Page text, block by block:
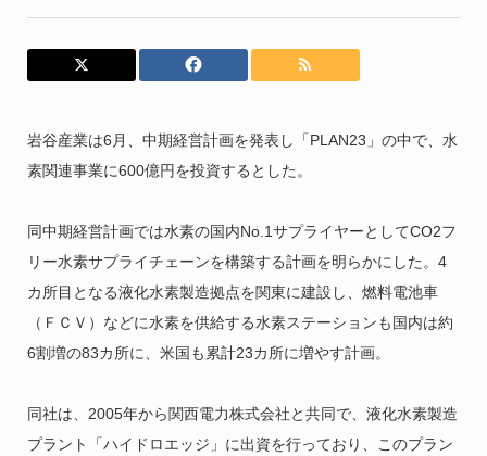
岩谷産業は6月、中期経営計画を発表し「PLAN23」の中で、水
素関連事業に600億円を投資するとした。
同中期経営計画では水素の国内No.1サプライヤーとしてCO2フ
リー水素サプライチェーンを構築する計画を明らかにした。4
カ所目となる液化水素製造拠点を関東に建設し、燃料電池車
（ＦＣＶ）などに水素を供給する水素ステーションも国内は約
6割増の83カ所に、米国も累計23カ所に増やす計画。
同社は、2005年から関西電力株式会社と共同で、液化水素製造
プラント「ハイドロエッジ」に出資を行っており、このプラン